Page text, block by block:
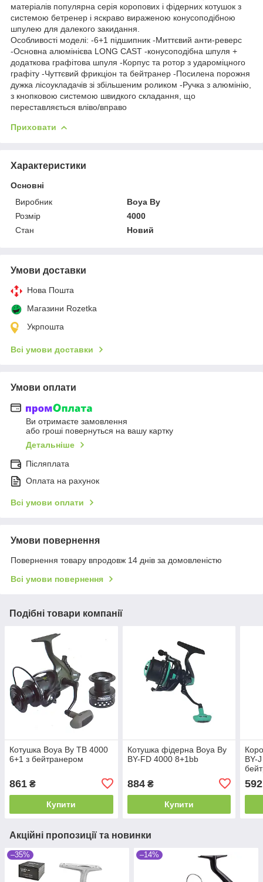
матеріалів популярна серія коропових і фідерних котушок з
системою бетренер і яскраво вираженою конусоподібною
шпулею для далекого закидання.
Особливості моделі: -6+1 підшипник -Миттєвий анти-реверс
-Основна алюмінієва LONG CAST -конусоподібна шпуля +
додаткова графітова шпуля -Корпус та ротор з удароміцного
графіту -Чуттєвий фрикціон та бейтранер -Посилена порожня
дужка лісоукладачів зі збільшеним роликом -Ручка з алюмінію,
з кнопковою системою швидкого складання, що
переставляється вліво/вправо
Приховати
Характеристики
Основні
Виробник
Boya By
Розмір
4000
Стан
Новий
Умови доставки
Нова Пошта
Магазини Rozetka
Укрпошта
Всі умови доставки
Умови оплати
Ви отримаєте замовлення
або гроші повернуться на вашу картку
Детальніше
Післяплата
Оплата на рахунок
Всі умови оплати
Умови повернення
Повернення товару впродовж 14 днів за домовленістю
Всі умови повернення
Подібні товари компанії
Котушка Boya By TB 4000
6+1 з бейтранером
861 ₴
Купити
Котушка фідерна Boya By
BY-FD 4000 8+1bb
884₴
Купити
BY-
592
Акційні пропозиції та новинки
–35% –14%